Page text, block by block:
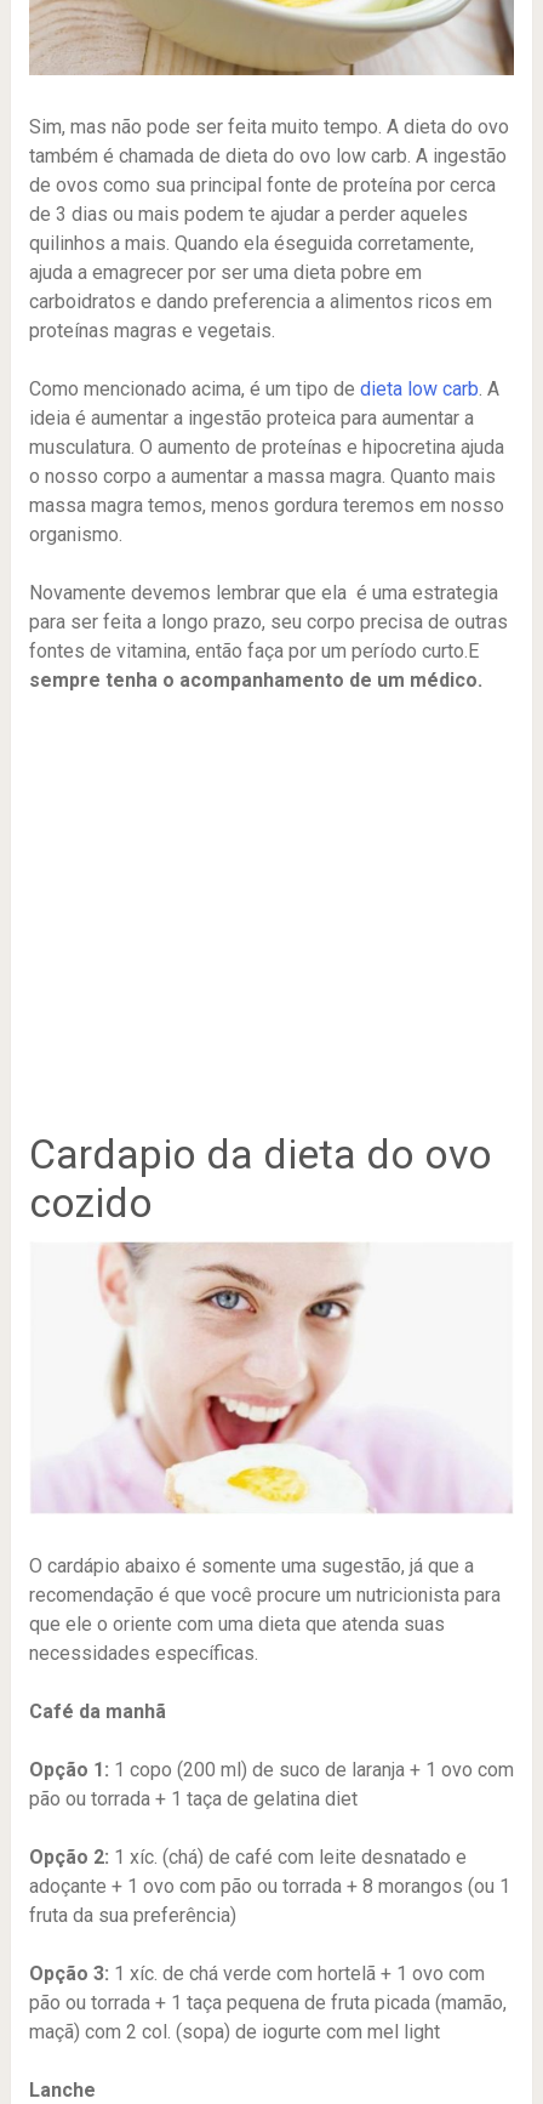
Sim, mas não pode ser feita muito tempo. A dieta do ovo
também é chamada de dieta do ovo low carb. A ingestão
de ovos como sua principal fonte de proteína por cerca
de 3 dias ou mais podem te ajudar a perder aqueles
quilinhos a mais. Quando ela éseguida corretamente,
ajuda a emagrecer por ser uma dieta pobre em
carboidratos e dando preferencia a alimentos ricos em
proteínas magras e vegetais.
Como mencionado acima, é um tipo de dieta low carb. A
ideia é aumentar a ingestão proteica para aumentar a
musculatura. O aumento de proteínas e hipocretina ajuda
o nosso corpo a aumentar a massa magra. Quanto mais
massa magra temos, menos gordura teremos em nosso
organismo.
Novamente devemos lembrar que ela é uma estrategia
para ser feita a longo prazo, seu corpo precisa de outras
fontes de vitamina, então faça por um período curto.E
sempre tenha o acompanhamento de um médico.
Cardapio da dieta do ovo
cozido
O cardápio abaixo é somente uma sugestão, já que a
recomendação é que você procure um nutricionista para
que ele o oriente com uma dieta que atenda suas
necessidades específicas.
Café da manhã
Opção 1: 1 copo (200 ml) de suco de laranja + 1 ovo com
pão ou torrada + 1 taça de gelatina diet
Opção 2: 1 xíc. (chá) de café com leite desnatado e
adoçante + 1 ovo com pão ou torrada + 8 morangos (ou 1
fruta da sua preferência)
Opção 3: 1 xíc. de chá verde com hortelã + 1 ovo com
pão ou torrada + 1 taça pequena de fruta picada (mamão,
maçã) com 2 col. (sopa) de iogurte com mel light
Lanche